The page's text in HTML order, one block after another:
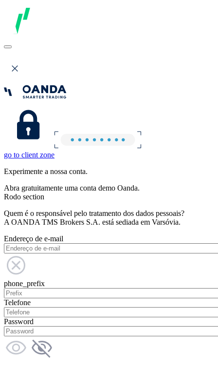
go to client zone
Experimente a nossa conta.
Abra gratuitamente uma conta demo Oanda.
Rodo section
Quem é o responsável pelo tratamento dos dados pessoais?
A OANDA TMS Brokers S.A. está sediada em Varsóvia.
Endereço de e-mail
phone_prefix
Telefone
Password